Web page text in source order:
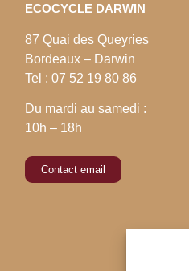
ECOCYCLE DARWIN
87 Quai des Queyries
Bordeaux – Darwin
Tel : 07 52 19 80 86
Du mardi au samedi :
10h – 18h
Contact email